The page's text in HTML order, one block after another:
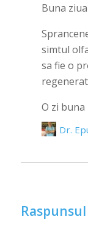
Buna ziua
simtul
sa fie o
O zi buna
Dr.